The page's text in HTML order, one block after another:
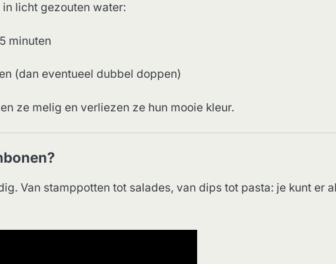
licht gezouten water:
minuten
(dan eventueel dubbel doppen)
ze melig en verliezen ze hun mooie kleur.
Van stamppotten tot salades, van dips tot pasta: je kunt er